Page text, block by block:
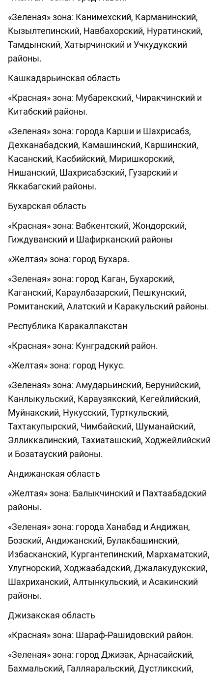
«Зеленая» зона: Канимехский, Карманинский,
Кызылтепинский, Навбахорский, Нуратинский,
Тамдынский, Хатырчинский и Учкудукский
районы.
Кашкадарьинская область
«Красная» зона: Мубарекский, Чиракчинский и
Китабский районы.
«Зеленая» зона: города Карши и Шахрисабз,
Дехканабадский, Камашинский, Каршинский,
Касанский, Касбийский, Миришкорский,
Нишанский, Шахрисабзский, Гузарский и
Яккабагский районы.
Бухарская область
«Красная» зона: Вабкентский, Жондорский,
Гиждуванский и Шафирканский районы
«Желтая» зона: город Бухара.
«Зеленая» зона: город Каган, Бухарский,
Каганский, Караулбазарский, Пешкунский,
Ромитанский, Алатский и Каракульский районы.
Республика Каракалпакстан
«Красная» зона: Кунградский район.
«Желтая» зона: город Нукус.
«Зеленая» зона: Амударьинский, Берунийский,
Канлыкульский, Караузякский, Кегейлийский,
Муйнакский, Нукусский, Турткульский,
Тахтакупырский, Чимбайский, Шуманайский,
Элликкалинский, Тахиаташский, Ходжейлийский
и Бозатауский районы.
Андижанская область
«Желтая» зона: Балыкчинский и Пахтаабадский
районы.
«Зеленая» зона: города Ханабад и Андижан,
Бозский, Андижанский, Булакбашинский,
Избасканский, Кургантепинский, Мархаматский,
Улугнорский, Ходжаабадский, Джалакудукский,
Шахриханский, Алтынкульский, и Асакинский
районы.
Джизакская область
«Красная» зона: Шараф-Рашидовский район.
«Зеленая» зона: город Джизак, Арнасайский,
Бахмальский, Галляаральский, Дустликский,